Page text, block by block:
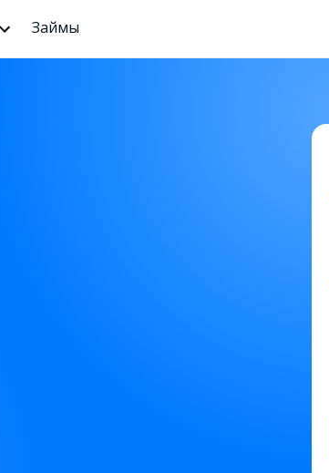
Займы